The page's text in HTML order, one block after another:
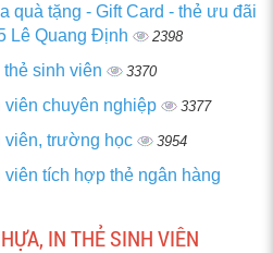
quà tặng - Gift Card - thẻ ưu đãi
Lê Quang Định
2398
sinh viên 3370
viên chuyên nghiệp 3377
viên, trường học 3954
viên tích hợp thẻ ngân hàng
IN THẺ SINH VIÊN